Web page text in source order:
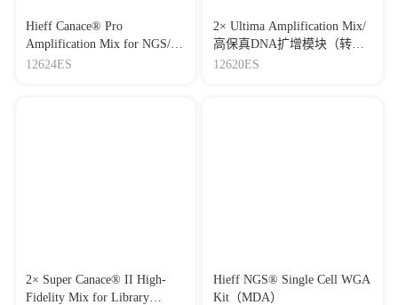
Hieff Canace® Pro
Amplification Mix for NGS/
高保真DNA文库扩增模块
12624ES
2× Ultima Amplification Mix/
高保真DNA扩增模块（转座
酶适用）
12620ES
2× Super Canace® II High-
Fidelity Mix for Library
Hieff NGS® Single Cell WGA
Kit（MDA）